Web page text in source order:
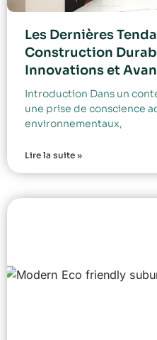
Les Dernières
Construction
Innovations et
Introduction Dans un
une prise de conscience
environnementaux,
Lire la suite »